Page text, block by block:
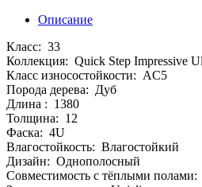
IMU8469
гранитный
1380хх12
мм
Описание
Класс: 33
Коллекция: Quick Step Impressive
Класс износостойкости: AC5
Порода дерева: Дуб
Длина : 1380
Толщина: 12
Фаска: 4U
Влагостойкость: Влагостойкий
Дизайн: Однополосный
Совместимость с тёплыми полами: